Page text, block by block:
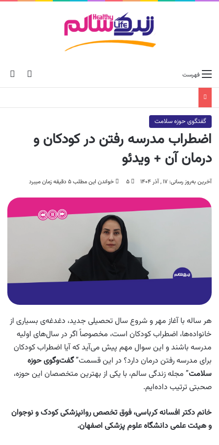
skin فهرست
گفتگوی حوزه سلامت
اضطراب مدرسه رفتن در کودکان و
درمان آن + ویدئو
آخرین به‌روز رسانی: ۱۷ , آذر ۱۴۰۴ ۵ خواندن این مطلب ۵ دقیقه زمان میبرد
هر ساله با آغاز مهر و شروع سال تحصیلی جدید، دغدغه‌ی بسیاری از
خانواده‌ها، اضطراب کودکان است، مخصوصاً اگر در سال‌های اولیه
مدرسه باشند و این سوال مهم پیش می‌آید که آیا اضطراب کودکان
برای مدرسه رفتن درمان دارد؟ در این قسمت”گفت‌وگویحوزه
سلامت” مجله زندگی سالم، با یکی از بهترین متخصصان این حوزه،
صحبتی ترتیب داده‌ایم.
خانم دکتر افسانه کرباسی، فوق تخصص روانپزشکی کودک و نوجوان
و هیئت علمی دانشگاه علوم پزشکی اصفهان.